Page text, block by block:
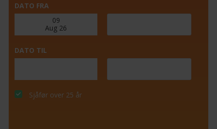
DATO FRA
DATO TIL
Sjåfør over 25 år